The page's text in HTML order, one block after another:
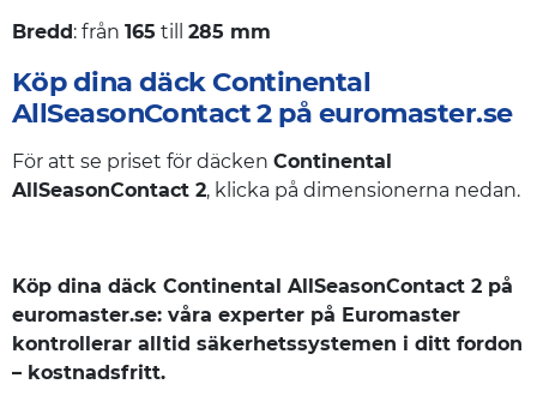
Bredd : från 165 till 285 mm
Köp dina däck Continental
AllSeasonContact 2 på euromaster.se
För att se priset för däcken Continental
AllSeasonContact 2, klicka på dimensionerna nedan.
Köp dina däck Continental AllSeasonContact 2 på
euromaster.se: våra experter på Euromaster
kontrollerar alltid säkerhetssystemen i ditt fordon
– kostnadsfritt.